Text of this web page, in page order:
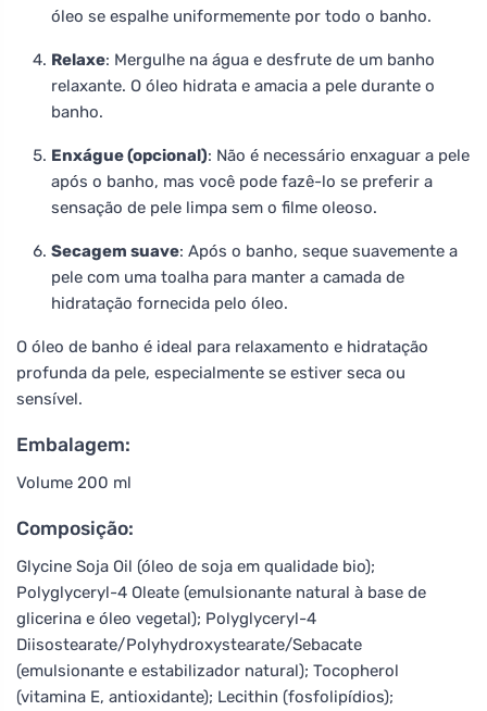
óleo se espalhe uniformemente por todo o banho.
Relaxe: Mergulhe na água e desfrute de um banho
relaxante. O óleo hidrata e amacia a pele durante o
banho.
Enxágue (opcional): Não é necessário enxaguar a pele
após o banho, mas você pode fazê-lo se preferir a
sensação de pele limpa sem o filme oleoso.
Secagem suave: Após o banho, seque suavemente a
pele com uma toalha para manter a camada de
hidratação fornecida pelo óleo.
O óleo de banho é ideal para relaxamento e hidratação
profunda da pele, especialmente se estiver seca ou
sensível.
Embalagem:
Volume 200 ml
Composição:
Glycine Soja Oil (óleo de soja em qualidade bio);
Polyglyceryl-4 Oleate (emulsionante natural à base de
glicerina e óleo vegetal); Polyglyceryl-4
Diisostearate/Polyhydroxystearate/Sebacate
(emulsionante e estabilizador natural); Tocopherol
(vitamina E, antioxidante); Lecithin (fosfolipídios);